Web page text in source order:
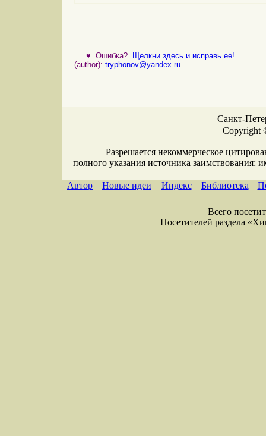
♥ Ошибка? Щелкни здесь и исправь ее!
(author): tryphonov@yandex.ru
Санкт-
Copyright
Разрешается некоммерческое
полного указания источника заимствования:
Автор Новые идеи Индекс Библиотека
Всего
Посетителей раздела